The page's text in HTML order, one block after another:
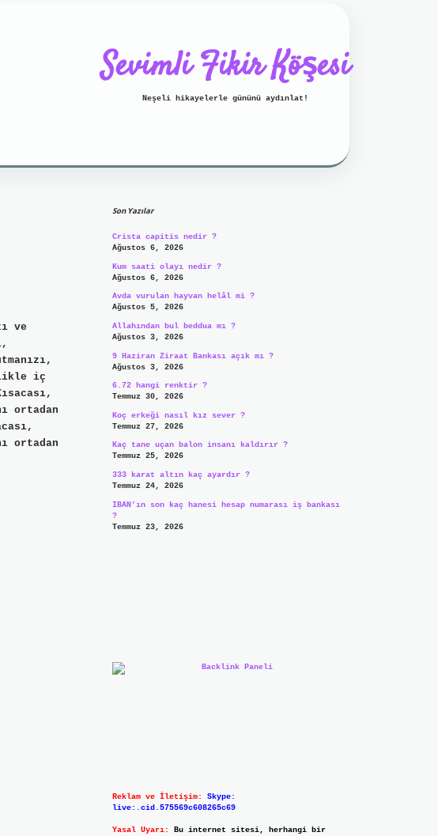
Sevimli Fikir Köşesi
Neşeli hikayelerle gününü aydınlat!
ve
iç
ortadan
ortadan
Son Yazılar
Crista capitis nedir ?
Ağustos 6, 2026
Kum saati olayı nedir ?
Ağustos 6, 2026
Avda vurulan hayvan helâl mi ?
Ağustos 5, 2026
Allahından bul beddua mı ?
Ağustos 3, 2026
9 Haziran Ziraat Bankası açık mı ?
Ağustos 3, 2026
6.72 hangi renktir ?
Temmuz 30, 2026
Koç erkeği nasıl kız sever ?
Temmuz 27, 2026
Kaç tane uçan balon insanı kaldırır ?
Temmuz 25, 2026
333 karat altın kaç ayardır ?
Temmuz 24, 2026
IBAN’ın son kaç hanesi hesap numarası iş bankası
?
Temmuz 23, 2026
Reklam ve İletişim:
Skype:
live:.cid.575569c608265c69
Yasal Uyarı:
Bu internet sitesi, herhangi bir